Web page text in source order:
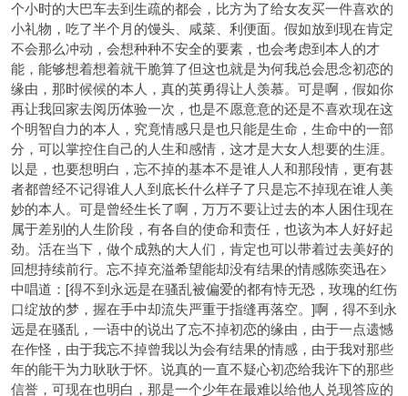
个小时的大巴车去到生疏的都会，比方为了给女友买一件喜欢的
小礼物，吃了半个月的馒头、咸菜、利便面。假如放到现在肯定
不会那么冲动，会想种种不安全的要素，也会考虑到本人的才
能，能够想着想着就干脆算了但这也就是为何我总会思念初恋的
缘由，那时候候的本人，真的英勇得让人羡慕。可是啊，假如你
再让我回家去阅历体验一次，也是不愿意意的还是不喜欢现在这
个明智自力的本人，究竟情感只是也只能是生命，生命中的一部
分，可以掌控住自己的人生和感情，这才是大女人想要的生涯。
以是，也要想明白，忘不掉的基本不是谁人人和那段情，更有甚
者都曾经不记得谁人人到底长什么样子了只是忘不掉现在谁人美
妙的本人。可是曾经生长了啊，万万不要让过去的本人困住现在
属于差别的人生阶段，有各自的使命和责任，也该为本人好好起
劲。活在当下，做个成熟的大人们，肯定也可以带着过去美好的
回想持续前行。忘不掉充溢希望能却没有结果的情感陈奕迅在>
中唱道：[得不到永远是在骚乱被偏爱的都有恃无恐，玫瑰的红伤
口绽放的梦，握在手中却流失严重于指缝再落空。]啊，得不到永
远是在骚乱，一语中的说出了忘不掉初恋的缘由，由于一点遗憾
在作怪，由于我忘不掉曾我以为会有结果的情感，由于我对那些
年的能干为力耿耿于怀。说真的一直不疑心初恋给我许下的那些
信誉，可现在也明白，那是一个少年在最难以给他人兑现答应的